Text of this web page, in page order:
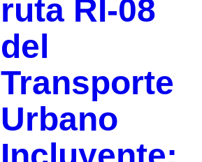
ruta RI-08
del
Transporte
Urbano